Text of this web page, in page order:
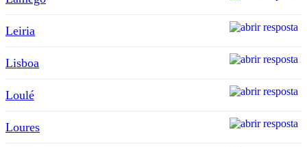
Leiria
Lisboa
Loulé
Loures